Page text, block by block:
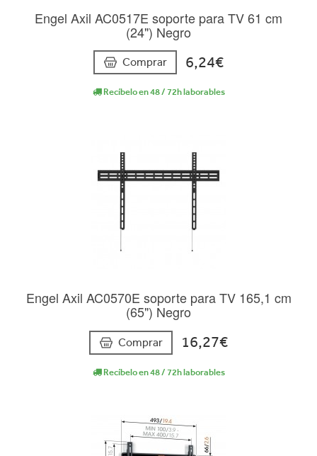
Engel Axil AC0517E soporte para TV 61 cm
(24") Negro
Comprar 6,24€
Recíbelo en 48 / 72h laborables
Engel Axil AC0570E soporte para TV 165,1 cm
(65") Negro
Comprar 16,27€
Recíbelo en 48 / 72h laborables